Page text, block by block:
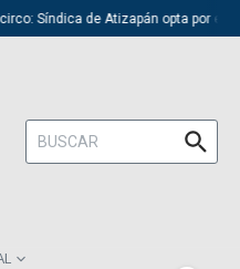
Síndica de Atizapán opta por el
Buscar: